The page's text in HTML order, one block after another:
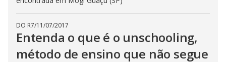
DO R7/11/07/2017
Entenda o que é o unschooling,
método de ensino que não segue